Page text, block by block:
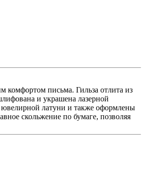
комфортом письма. Гильза отлита из
и украшена лазерной
ювелирной латуни и также оформлены
скольжение по бумаге, позволяя